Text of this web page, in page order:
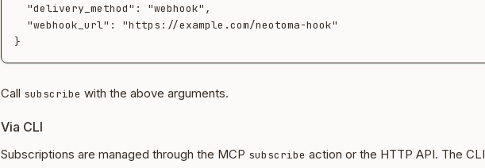
Call subscribe with the above arguments.
Via CLI
Subscriptions are managed through the MCP subscribe action or the HTTP API. The CLI